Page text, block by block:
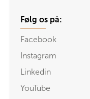
Følg os på:
Facebook
Instagram
Linkedin
YouTube